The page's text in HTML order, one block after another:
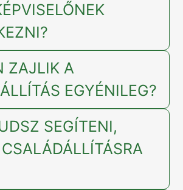
ZAJLIK A
EGYÉNILEG?
SEGÍTENI,